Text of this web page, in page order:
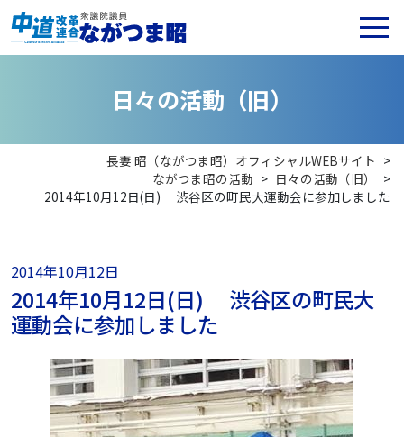
日々の活動 （旧）
長妻 昭（ながつま昭）オフィシャルWEBサイト >
ながつま昭の活動 > 日々の活動（旧）
>
2014年10月12日(日) 渋谷区の町民大運動会に参加しました
2014年10月12日
2014年10月12日(日) 渋谷区の町民大
運動会に参加しました